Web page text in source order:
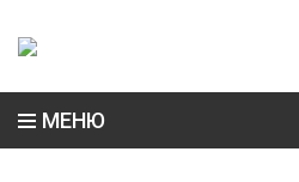
МЕНЮ